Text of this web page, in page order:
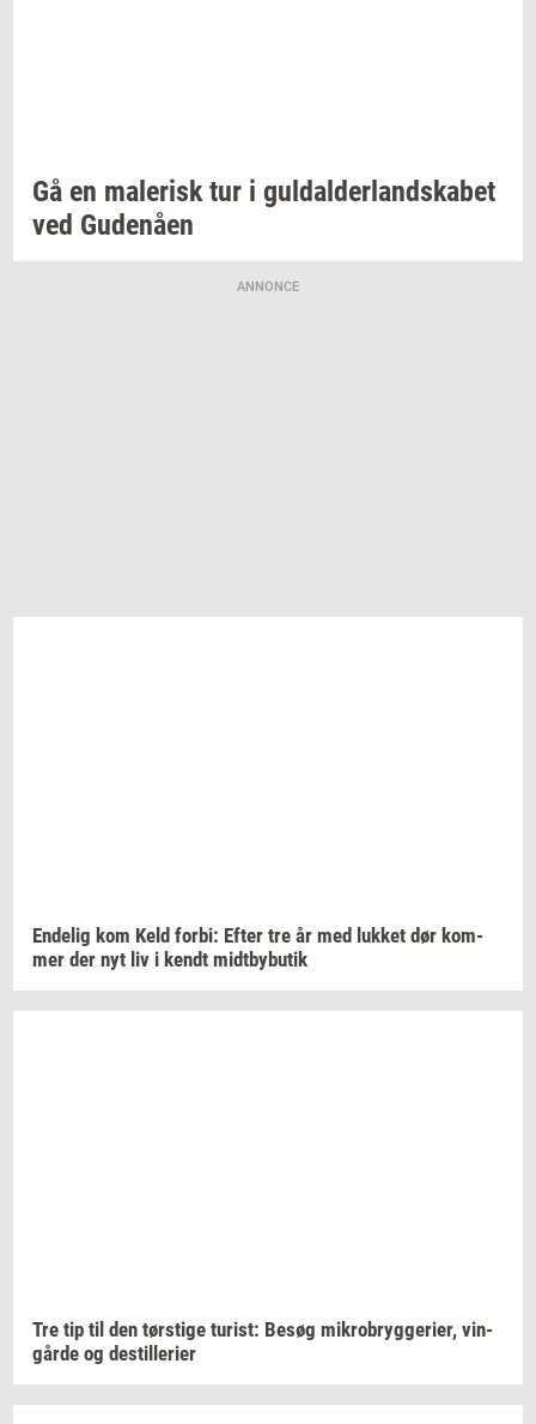
Gå en ma­le­risktur i gul­dal­der­land­ska­bet
ved Gu­denå­en
ANNONCE
En­de­lig kom Keld forbi: Efter tre år med luk­ket dør kom­
mer der nyt liv i kendt midt­by­bu­tik
Tre tip til den tørsti­ge turist: Besøg mi­kro­bryg­ge­ri­er, vin­
går­de og destil­le­ri­er